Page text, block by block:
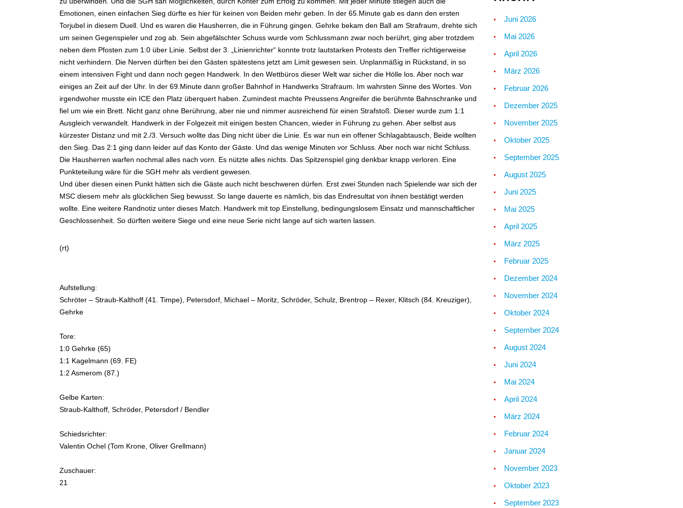
Emotionen, einen einfachen Sieg dürfte es hier für keinen von Beiden mehr geben. In der 65.Minute gab es dann den ersten
Torjubel in diesem Duell. Und es waren die Hausherren, die in Führung gingen. Gehrke bekam den Ball am Strafraum, drehte sich
um seinen Gegenspieler und zog ab. Sein abgefälschter Schuss wurde vom Schlussmann zwar noch berührt, ging aber trotzdem
neben dem Pfosten zum 1:0 über Linie. Selbst der 3. „Linienrichter“ konnte trotz lautstarken Protests den Treffer richtigerweise
nicht verhindern. Die Nerven dürften bei den Gästen spätestens jetzt am Limit gewesen sein. Unplanmäßig in Rückstand, in so
einem intensiven Fight und dann noch gegen Handwerk. In den Wettbüros dieser Welt war sicher die Hölle los. Aber noch war
einiges an Zeit auf der Uhr. In der 69.Minute dann großer Bahnhof in Handwerks Strafraum. Im wahrsten Sinne des Wortes. Von
irgendwoher musste ein ICE den Platz überquert haben. Zumindest machte Preussens Angreifer die berühmte Bahnschranke und
fiel um wie ein Brett. Nicht ganz ohne Berührung, aber nie und nimmer ausreichend für einen Strafstoß. Dieser wurde zum 1:1
Ausgleich verwandelt. Handwerk in der Folgezeit mit einigen besten Chancen, wieder in Führung zu gehen. Aber selbst aus
kürzester Distanz und mit 2./3. Versuch wollte das Ding nicht über die Linie. Es war nun ein offener Schlagabtausch, Beide wollten
den Sieg. Das 2:1 ging dann leider auf das Konto der Gäste. Und das wenige Minuten vor Schluss. Aber noch war nicht Schluss.
Die Hausherren warfen nochmal alles nach vorn. Es nützte alles nichts. Das Spitzenspiel ging denkbar knapp verloren. Eine
Punkteteilung wäre für die SGH mehr als verdient gewesen.
Und über diesen einen Punkt hätten sich die Gäste auch nicht beschweren dürfen. Erst zwei Stunden nach Spielende war sich der
MSC diesem mehr als glücklichen Sieg bewusst. So lange dauerte es nämlich, bis das Endresultat von ihnen bestätigt werden
wollte. Eine weitere Randnotiz unter dieses Match. Handwerk mit top Einstellung, bedingungslosem Einsatz und mannschaftlicher
Geschlossenheit. So dürften weitere Siege und eine neue Serie nicht lange auf sich warten lassen.
(rt)
Aufstellung:
Schröter – Straub-Kalthoff (41. Timpe), Petersdorf, Michael – Moritz, Schröder, Schulz, Brentrop – Rexer, Klitsch (84. Kreuziger),
Gehrke
Tore:
1:0 Gehrke (65)
1:1 Kagelmann (69. FE)
1:2 Asmerom (87.)
Gelbe Karten:
Straub-Kalthoff, Schröder, Petersdorf / Bendler
Schiedsrichter:
Valentin Ochel (Tom Krone, Oliver Grellmann)
Zuschauer:
21
Juni 2026
Mai 2026
April 2026
März 2026
Februar 2026
Dezember 2025
November 2025
Oktober 2025
September 2025
August 2025
Juni 2025
Mai 2025
April 2025
März 2025
Februar 2025
Dezember 2024
November 2024
Oktober 2024
September 2024
August 2024
Juni 2024
Mai 2024
April 2024
März 2024
Februar 2024
Januar 2024
November 2023
Oktober 2023
September 2023